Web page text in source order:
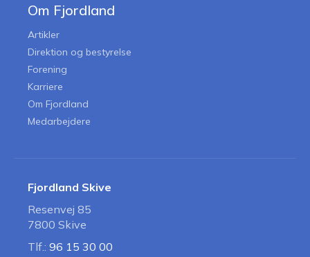
Om Fjordland
Artikler
Direktion og bestyrelse
Forening
Karriere
Om Fjordland
Medarbejdere
Fjordland Skive
Resenvej 85
7800 Skive
Tlf.: 96 15 30 00